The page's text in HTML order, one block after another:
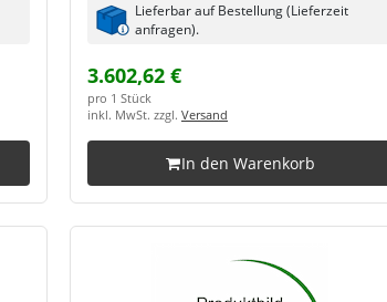
Lieferbar auf Bestellung (Lieferzeit
anfragen).
3.602,62 €
pro 1 Stück
inkl. MwSt. zzgl. Versand
In den Warenkorb